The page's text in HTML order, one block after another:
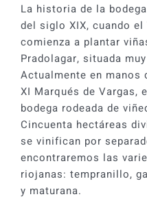
La historia de la
del siglo XIX, cuando
comienza a plantar
Pradolagar, situada
Actualmente en manos
XI Marqués de Vargas,
bodega rodeada de
Cincuenta hectáreas
se vinifican por
encontraremos las
riojanas: tempranillo,
y maturana.